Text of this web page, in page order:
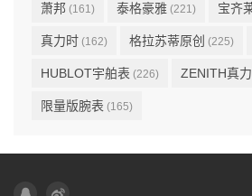
萧邦 (161) 泰格豪雅 (221) 宝齐
真力时 (162) 格拉苏蒂原创 (225)
HUBLOT宇舶表 (226) ZENITH真
限量版腕表 (165)